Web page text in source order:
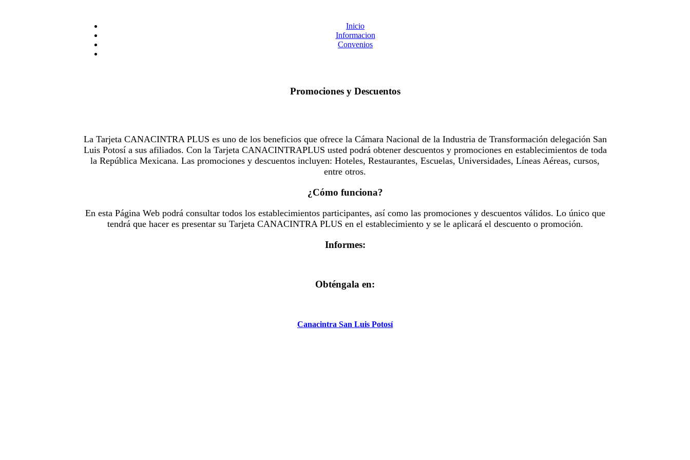
Inicio
Informacion
Convenios
Promociones y Descuentos
La Tarjeta CANACINTRA PLUS es uno de los beneficios que ofrece la Cámara Nacional de la Industria de Transformación delegación San
Luis Potosí a sus afiliados. Con la Tarjeta CANACINTRAPLUS usted podrá obtener descuentos y promociones en establecimientos de toda
la República Mexicana. Las promociones y descuentos incluyen: Hoteles, Restaurantes, Escuelas, Universidades, Líneas Aéreas, cursos,
entre otros.
¿Cómo funciona?
En esta Página Web podrá consultar todos los establecimientos participantes, así como las promociones y descuentos válidos. Lo único que
tendrá que hacer es presentar su Tarjeta CANACINTRA PLUS en el establecimiento y se le aplicará el descuento o promoción.
Informes:
Obténgala en:
Canacintra San Luis Potosí